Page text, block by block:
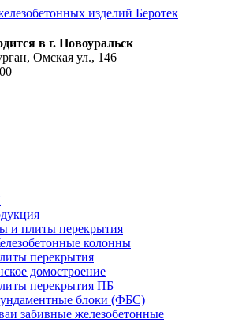
в г. Новоуральск
, Омская ул., 146
и плиты перекрытия
колонны
перекрытия
домостроение
перекрытия ПБ
блоки (ФБС)
забивные железобетонные